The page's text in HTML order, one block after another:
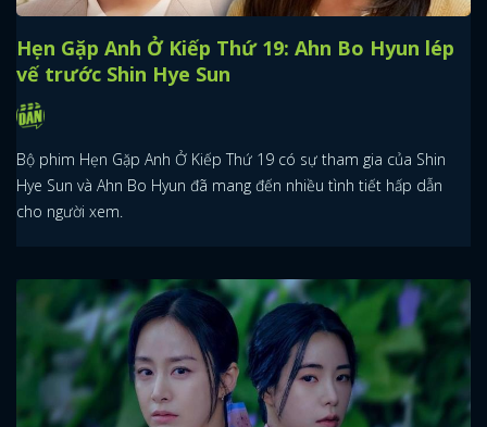
Hẹn Gặp Anh Ở Kiếp Thứ 19: Ahn Bo Hyun lép
vế trước Shin Hye Sun
Bộ phim Hẹn Gặp Anh Ở Kiếp Thứ 19 có sự tham gia của Shin
Hye Sun và Ahn Bo Hyun đã mang đến nhiều tình tiết hấp dẫn
cho người xem.